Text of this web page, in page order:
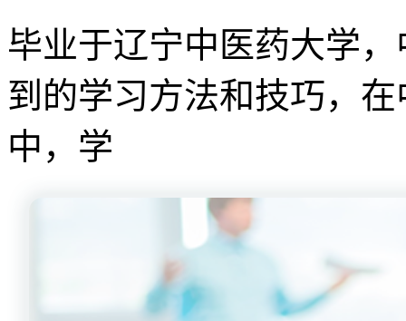
毕业于辽宁中医药大学
到的学习方法和技巧，
中，学